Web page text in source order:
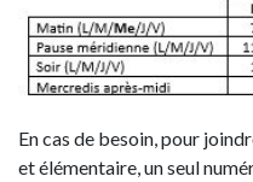
En cas de besoin, pour
et élémentaire, un seul